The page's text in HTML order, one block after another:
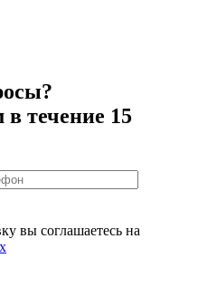
течение 15
вы соглашаетесь на